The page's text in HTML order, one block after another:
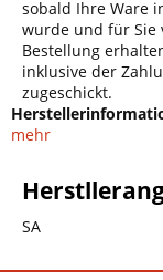
sobald Ihre Ware
wurde und für Sie
Bestellung
inklusive der
zugeschickt.
mehr
SA